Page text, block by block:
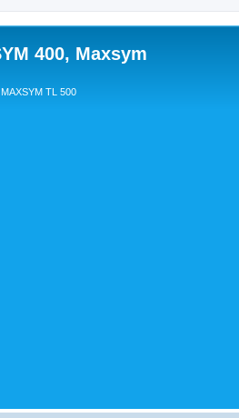
400, Maxsym
TL 500